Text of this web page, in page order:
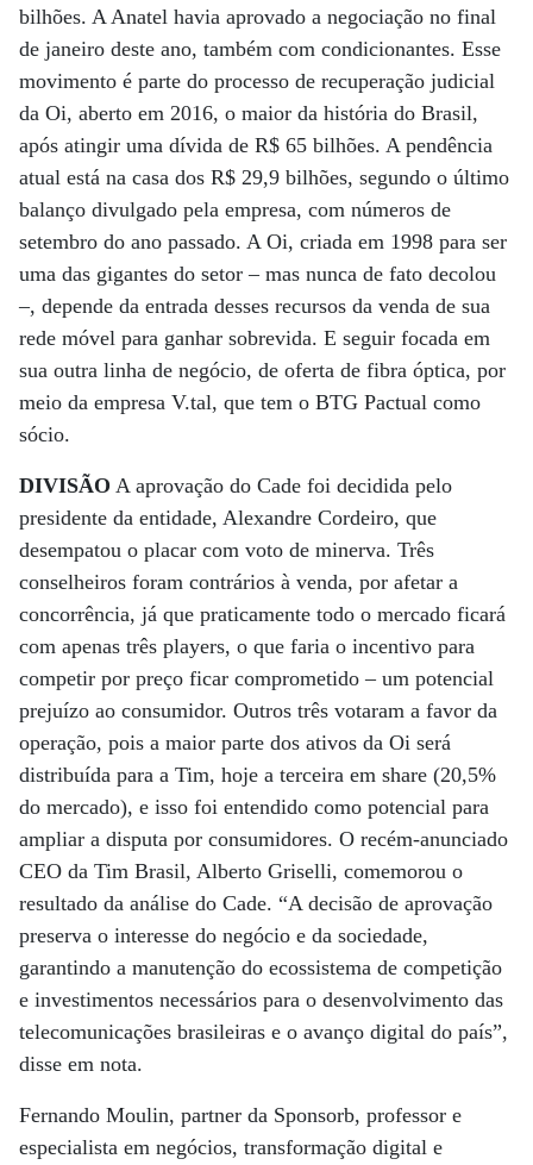
bilhões. A Anatel havia aprovado a negociação no final
de janeiro deste ano, também com condicionantes. Esse
movimento é parte do processo de recuperação judicial
da Oi, aberto em 2016, o maior da história do Brasil,
após atingir uma dívida de R$ 65 bilhões. A pendência
atual está na casa dos R$ 29,9 bilhões, segundo o último
balanço divulgado pela empresa, com números de
setembro do ano passado. A Oi, criada em 1998 para ser
uma das gigantes do setor – mas nunca de fato decolou
–, depende da entrada desses recursos da venda de sua
rede móvel para ganhar sobrevida. E seguir focada em
sua outra linha de negócio, de oferta de fibra óptica, por
meio da empresa V.tal, que tem o BTG Pactual como
sócio.
DIVISÃO A aprovação do Cade foi decidida pelo
presidente da entidade, Alexandre Cordeiro, que
desempatou o placar com voto de minerva. Três
conselheiros foram contrários à venda, por afetar a
concorrência, já que praticamente todo o mercado ficará
com apenas três players, o que faria o incentivo para
competir por preço ficar comprometido – um potencial
prejuízo ao consumidor. Outros três votaram a favor da
operação, pois a maior parte dos ativos da Oi será
distribuída para a Tim, hoje a terceira em share (20,5%
do mercado), e isso foi entendido como potencial para
ampliar a disputa por consumidores. O recém-anunciado
CEO da Tim Brasil, Alberto Griselli, comemorou o
resultado da análise do Cade. “A decisão de aprovação
preserva o interesse do negócio e da sociedade,
garantindo a manutenção do ecossistema de competição
e investimentos necessários para o desenvolvimento das
telecomunicações brasileiras e o avanço digital do país”,
disse em nota.
Fernando Moulin, partner da Sponsorb, professor e
especialista em negócios, transformação digital e